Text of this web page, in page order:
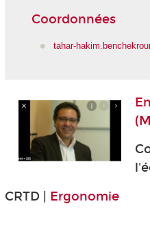
Coordonnées
tahar-
CRTD | Ergonomie